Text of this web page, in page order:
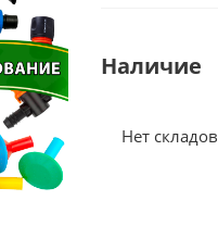
Наличие
Нет складов